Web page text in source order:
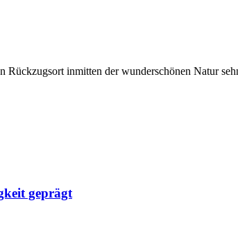
inmitten der wunderschönen Natur
geprägt